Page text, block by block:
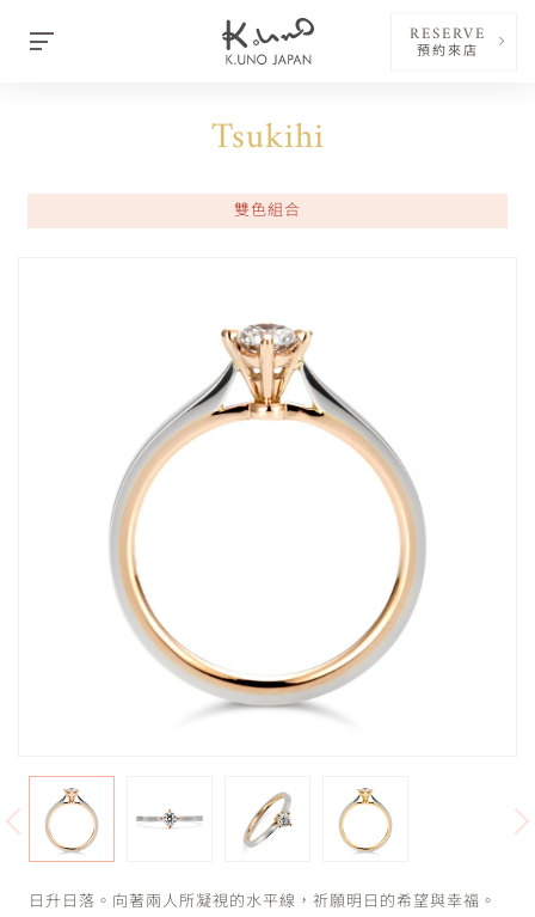
RESERVE
預約來店
Tsukihi
雙色組合
日升日落。向著兩人所凝視的水平線，祈願明日的希望與幸福。